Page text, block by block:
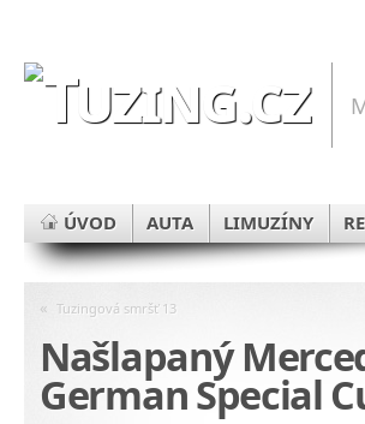
ÚVOD AUTA LIMUZÍNY
« Tuzingová smršť 13
Našlapaný
German Special